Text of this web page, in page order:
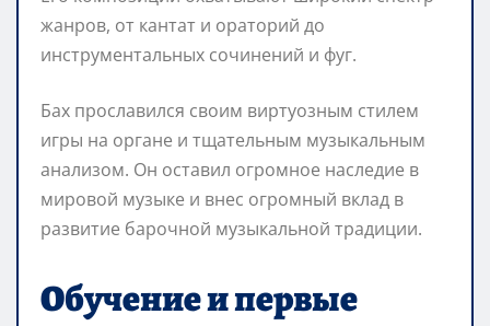
жанров, от кантат и ораторий до
инструментальных сочинений и фуг.
Бах прославился своим виртуозным стилем
игры на органе и тщательным музыкальным
анализом. Он оставил огромное наследие в
мировой музыке и внес огромный вклад в
развитие барочной музыкальной традиции.
Обучение и первые